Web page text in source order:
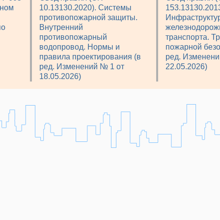
10.13130.2020). Системы
противопожарной защиты.
Внутренний
противопожарный
водопровод. Нормы и
правила проектирования (в
ред. Изменений № 1 от
18.05.2026)
транспорта.
пожарной
ред.
22.05.2026)